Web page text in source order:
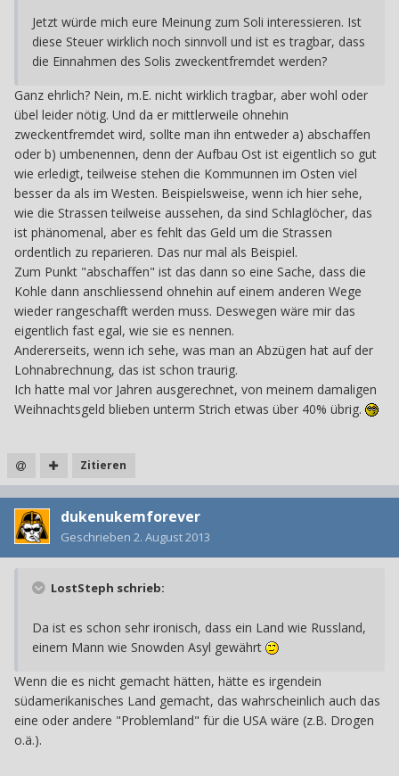
Jetzt würde mich eure Meinung zum Soli interessieren. Ist
diese Steuer wirklich noch sinnvoll und ist es tragbar, dass
die Einnahmen des Solis zweckentfremdet werden?
Ganz ehrlich? Nein, m.E. nicht wirklich tragbar, aber wohl oder
übel leider nötig. Und da er mittlerweile ohnehin
zweckentfremdet wird, sollte man ihn entweder a) abschaffen
oder b) umbenennen, denn der Aufbau Ost ist eigentlich so gut
wie erledigt, teilweise stehen die Kommunnen im Osten viel
besser da als im Westen. Beispielsweise, wenn ich hier sehe,
wie die Strassen teilweise aussehen, da sind Schlaglöcher, das
ist phänomenal, aber es fehlt das Geld um die Strassen
ordentlich zu reparieren. Das nur mal als Beispiel.
Zum Punkt "abschaffen" ist das dann so eine Sache, dass die
Kohle dann anschliessend ohnehin auf einem anderen Wege
wieder rangeschafft werden muss. Deswegen wäre mir das
eigentlich fast egal, wie sie es nennen.
Andererseits, wenn ich sehe, was man an Abzügen hat auf der
Lohnabrechnung, das ist schon traurig.
Ich hatte mal vor Jahren ausgerechnet, von meinem damaligen
Weihnachtsgeld blieben unterm Strich etwas über 40% übrig.
Zitieren
dukenukemforever
Geschrieben 2. August 2013
LostSteph schrieb:
Da ist es schon sehr ironisch, dass ein Land wie Russland,
einem Mann wie Snowden Asyl gewährt
Wenn die es nicht gemacht hätten, hätte es irgendein
südamerikanisches Land gemacht, das wahrscheinlich auch das
eine oder andere "Problemland" für die USA wäre (z.B. Drogen
o.ä.).